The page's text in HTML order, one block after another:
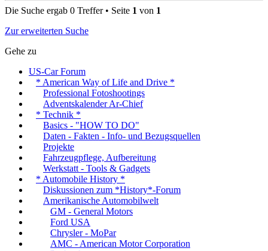
Die Suche ergab 0 Treffer • Seite 1 von 1
Zur erweiterten Suche
Gehe zu
US-Car Forum
* American Way of Life and Drive *
Professional Fotoshootings
Adventskalender Ar-Chief
* Technik *
Basics - "HOW TO DO"
Daten - Fakten - Info- und Bezugsquellen
Projekte
Fahrzeugpflege, Aufbereitung
Werkstatt - Tools & Gadgets
* Automobile History *
Diskussionen zum *History*-Forum
Amerikanische Automobilwelt
GM - General Motors
Ford USA
Chrysler - MoPar
AMC - American Motor Corporation